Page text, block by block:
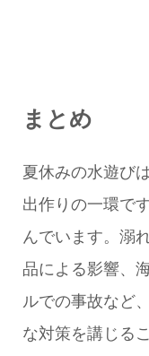
まとめ
夏休みの水遊び
出作りの一環で
んでいます。溺
品による影響、
ルでの事故など
な対策を講じる